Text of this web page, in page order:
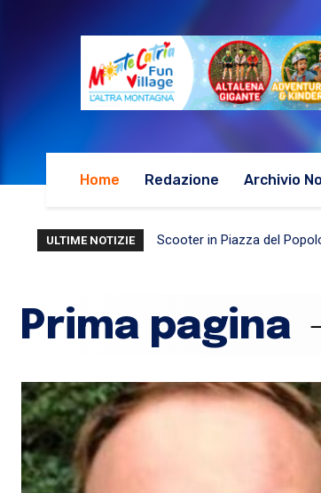
Home Redazione Archivio
ULTIME NOTIZIE Mondolfo, una notte tra
Prima pagina